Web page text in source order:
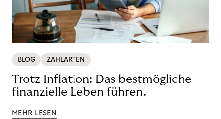
BLOG ZAHLARTEN
Trotz Inflation: Das bestmögliche
finanzielle Leben führen.
MEHR LESEN